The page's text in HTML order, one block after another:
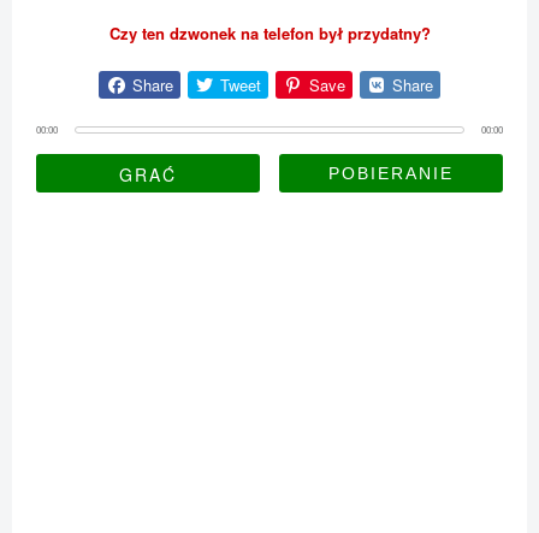
Czy ten dzwonek na telefon był przydatny?
Share Tweet Save Share
00:00 00:00
GRAĆ